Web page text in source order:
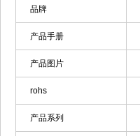
品牌
产品手册
产品图片
rohs
产品系列